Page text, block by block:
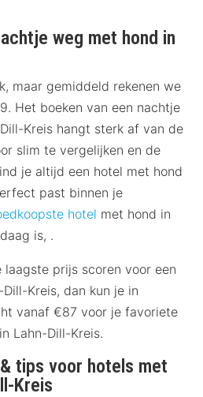
weg met hond in
maar gemiddeld rekenen we
Het boeken van een nachtje
Kreis hangt sterk af van de
slim te vergelijken en de
je altijd een hotel met hond
past binnen je
hotel met hond in
is, .
prijs scoren voor een
Kreis, dan kun je in
vanaf €87 voor je favoriete
Lahn-Dill-Kreis.
tips voor hotels met
Kreis